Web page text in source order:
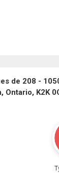
de 208 -
Ontario, K2K